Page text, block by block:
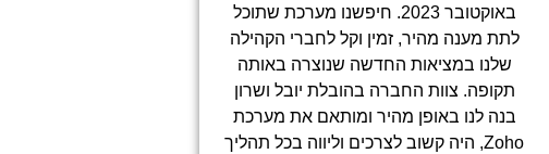
באוקטובר 2023. חיפשנו מערכת שתוכל
לתת מענה מהיר, זמין וקל לחברי הקהילה
שלנו במציאות החדשה שנוצרה באותה
תקופה. צוות החברה בהובלת יובל ושרון
בנה לנו באופן מהיר ומותאם את מערכת
Zoho, היה קשוב לצרכים וליווה בכל תהליך